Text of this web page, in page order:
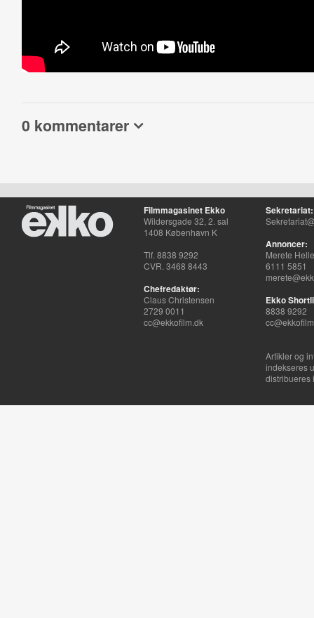
0 kommentarer
Filmmagasinet Ekko
Wildersgade 32, 2. sal
1408 København K
Tlf. 8838 9292
CVR. 3468 8443
Chefredaktør:
Claus Christensen
2729 0011
cc@ekkofilm.dk
Sekretariat:
Annoncer:
Merete
6111 5851
Ekko
8838 9292
Artikler og
indekseres
distribueres